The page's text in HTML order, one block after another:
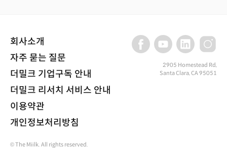
회사소개
자주 묻는 질문
더밀크 기업구독 안내
더밀크 리서치 서비스 안내
이용약관
개인정보처리방침
2905 Homestead Rd,
Santa Clara, CA 95051
© The Miilk. All rights reserved.